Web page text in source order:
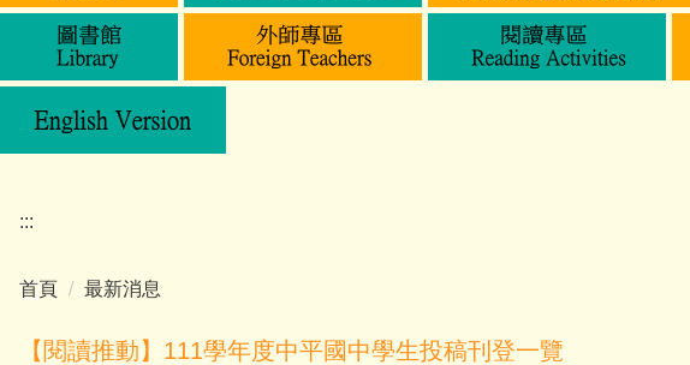
:::
首頁 最新消息
【閱讀推動】111學年度中平國中學生投稿刊登一覽